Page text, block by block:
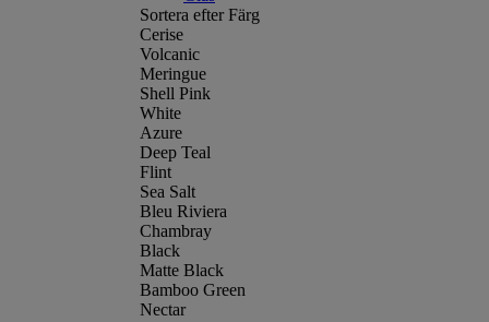
Sortera efter Färg
Cerise
Volcanic
Meringue
Shell Pink
White
Azure
Deep Teal
Flint
Sea Salt
Bleu Riviera
Chambray
Black
Matte Black
Bamboo Green
Nectar